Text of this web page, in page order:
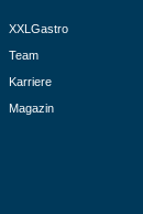
XXLGastro
Team
Karriere
Magazin